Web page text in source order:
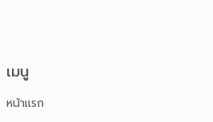
เมนู
หน้าเเรก